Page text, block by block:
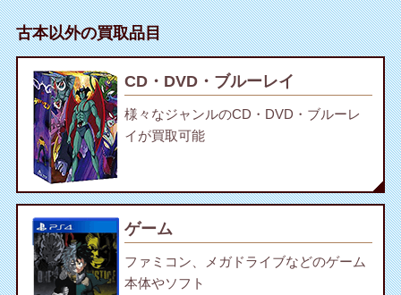
古本以外の買取品目
CD・DVD・ブルーレイ
様々なジャンルのCD・DVD・ブルーレ
イが買取可能
ゲーム
ファミコン、メガドライブなどのゲーム
本体やソフト